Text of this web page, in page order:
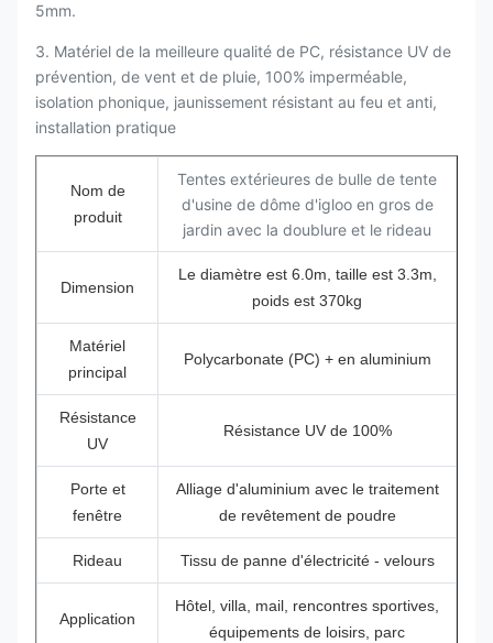
5mm.
3. Matériel de la meilleure qualité de PC, résistance UV de
prévention, de vent et de pluie, 100% imperméable,
isolation phonique, jaunissement résistant au feu et anti,
installation pratique
Nom de
produit
Tentes extérieures de bulle de tente
d'usine de dôme d'igloo en gros de
jardin avec la doublure et le rideau
Dimension
Le diamètre est 6.0m, taille est 3.3m,
poids est 370kg
Matériel
principal
Polycarbonate (PC) + en aluminium
Résistance
UV
Résistance UV de 100%
Porte et
fenêtre
Alliage d'aluminium avec le traitement
de revêtement de poudre
Rideau Tissu de panne d'électricité - velours
Application
Hôtel, villa, mail, rencontres sportives,
équipements de loisirs, parc